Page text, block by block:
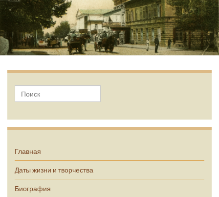
Главная
Даты жизни и творчества
Биография